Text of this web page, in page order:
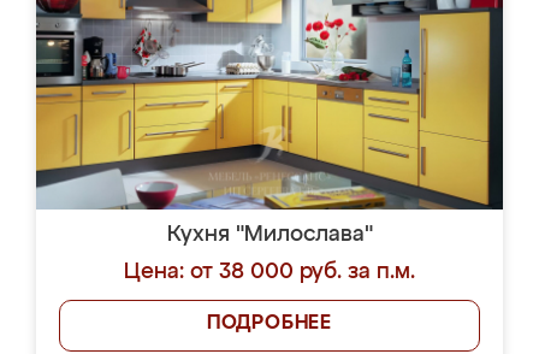
Кухня "Милослава"
Цена: от 38 000 руб. за п.м.
ПОДРОБНЕЕ